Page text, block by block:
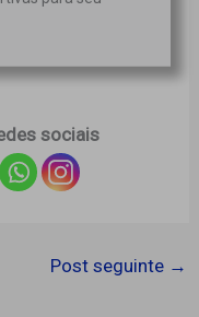
sociais
Post seguinte →